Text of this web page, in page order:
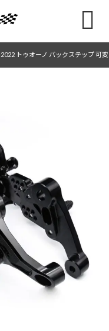

トゥオーノ バックステップ 可